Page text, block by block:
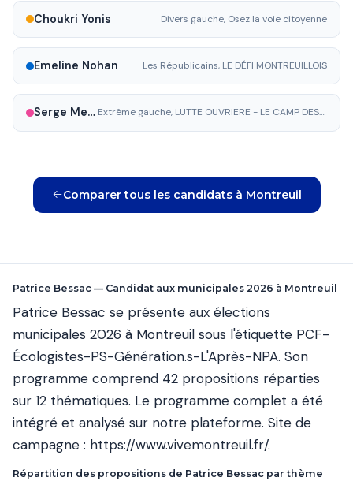
Choukri Yonis Divers gauche, Osez la voie citoyenne
Emeline Nohan Les Républicains, LE DÉFI MONTREUILLOIS
Serge Mercier Extrême gauche, LUTTE OUVRIERE - LE CAMP DES TRAVAILLEURS
Comparer tous les candidats à Montreuil
Patrice Bessac — Candidat aux municipales 2026 à Montreuil
Patrice Bessac se présente aux élections
municipales 2026 à Montreuil sous l'étiquette PCF-
Écologistes-PS-Génération.s-L'Après-NPA. Son
programme comprend 42 propositions réparties
sur 12 thématiques. Le programme complet a été
intégré et analysé sur notre plateforme. Site de
campagne : https://www.vivemontreuil.fr/.
Répartition des propositions de Patrice Bessac par thème